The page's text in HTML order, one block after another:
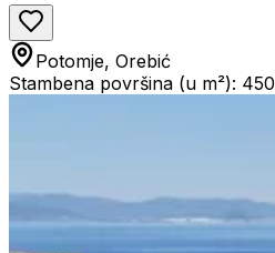
Potomje, Orebić
Stambena površina (u m²): 450